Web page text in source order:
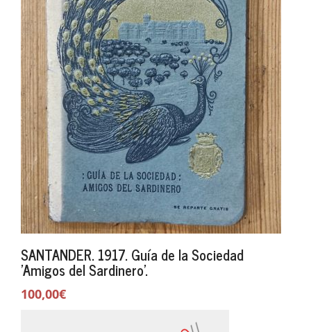
SANTANDER. 1917. Guía de la Sociedad
'Amigos del Sardinero'.
100,00€